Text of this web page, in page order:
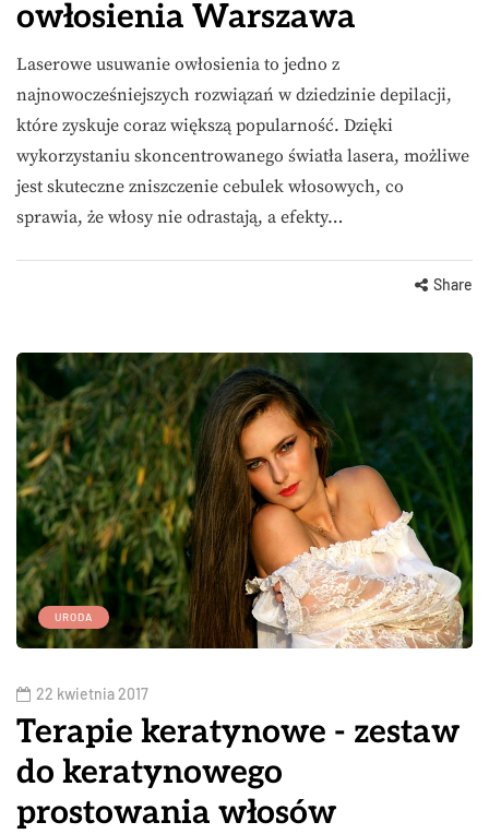
owłosienia Warszawa
Laserowe usuwanie owłosienia to jedno z
najnowocześniejszych rozwiązań w dziedzinie depilacji,
które zyskuje coraz większą popularność. Dzięki
wykorzystaniu skoncentrowanego światła lasera, możliwe
jest skuteczne zniszczenie cebulek włosowych, co
sprawia, że włosy nie odrastają, a efekty…
Share
URODA
22 kwietnia 2017
Terapie keratynowe - zestaw
do keratynowego
prostowania włosów